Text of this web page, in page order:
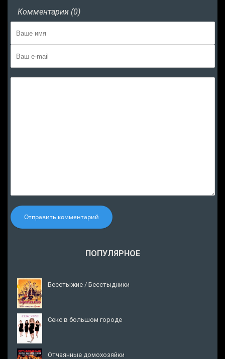
Комментарии (0)
Отправить комментарий
ПОПУЛЯРНОЕ
Бесстыжие / Бесстыдники
Секс в большом городе
Отчаянные домохозяйки